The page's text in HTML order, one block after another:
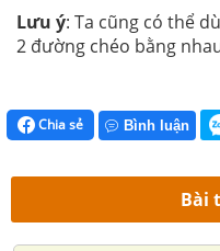
Lưu ý: Ta cũng có thể
2 đường chéo bằng
Chia sẻ Bình luận
Bài